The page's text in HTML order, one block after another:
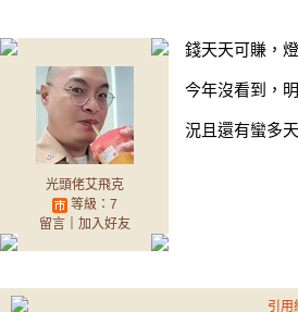
光頭佬艾飛克
等級：7
留言｜ 加入好友
錢天天可賺，
今年沒看到，
況且還有蠻多
引用